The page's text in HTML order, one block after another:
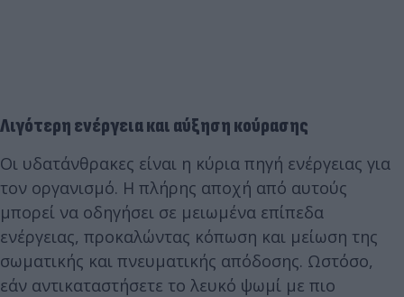
Λιγότερη ενέργεια και αύξηση κούρασης
Οι υδατάνθρακες είναι η κύρια πηγή ενέργειας για
τον οργανισμό. Η πλήρης αποχή από αυτούς
μπορεί να οδηγήσει σε μειωμένα επίπεδα
ενέργειας, προκαλώντας κόπωση και μείωση της
σωματικής και πνευματικής απόδοσης. Ωστόσο,
εάν αντικαταστήσετε το λευκό ψωμί με πιο